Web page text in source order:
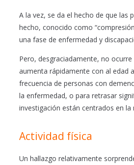
A la vez, se da el hecho de que las
hecho, conocido como
una fase de enfermedad y
Pero, desgraciadamente, no
aumenta rápidamente con al edad
frecuencia de personas con
la enfermedad, o para retrasar
investigación están centrados en la
Actividad física
Un hallazgo relativamente